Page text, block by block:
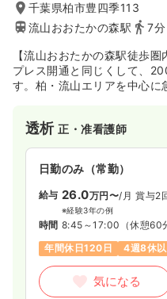
千葉県柏市豊四季113
流山おおたかの森駅
7分
【流山おおたかの森駅徒歩
プレス開通と同じくして、
す。柏・流山エリアを中心に
透析正・准看護師
日勤のみ（常勤）
給与 26.0万円〜/月 賞与2
※経験3年の例
時間 8:45～17:00 （休憩60
年間休日120日
4週8休
気になる